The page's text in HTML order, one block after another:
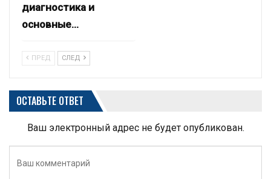
диагностика и
основные…
ПРЕД СЛЕД
ОСТАВЬТЕ ОТВЕТ
Ваш электронный адрес не будет опубликован.